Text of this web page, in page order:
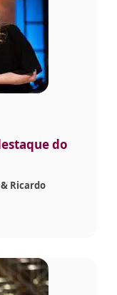
do
Ricardo